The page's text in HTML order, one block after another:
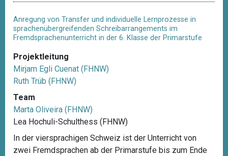
Anregung von Transfer und individuelle Lernprozesse in
sprachenübergreifenden Schreibarrangements im
Fremdsprachenunterricht in der 6. Klasse der Primarstufe
Projektleitung
Mirjam Egli Cuenat (FHNW)
Ruth Trüb (FHNW)
Team
Marta Oliveira (FHNW)
Lea Hochuli-Schulthess (FHNW)
In der viersprachigen Schweiz ist der Unterricht von
zwei Fremdsprachen ab der Primarstufe bis zum Ende